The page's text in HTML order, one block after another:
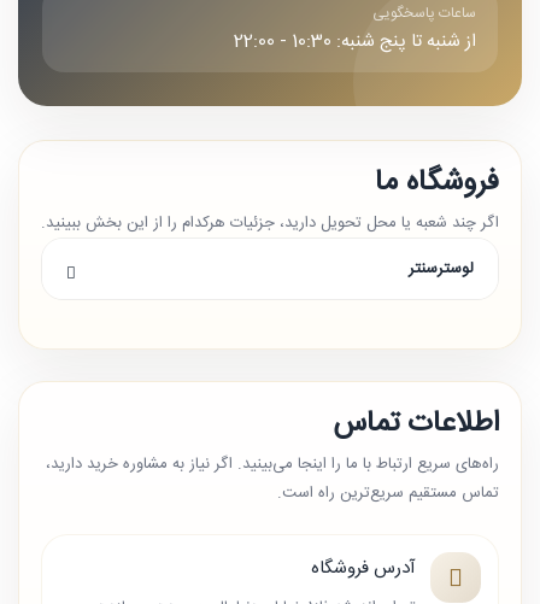
ساعات پاسخگویی
از شنبه تا پنج شنبه: 10:30 - 22:00
فروشگاه ما
اگر چند شعبه یا محل تحویل دارید، جزئیات هرکدام را از این بخش ببینید.
لوسترسنتر
اطلاعات تماس
راه‌های سریع ارتباط با ما را اینجا می‌بینید. اگر نیاز به مشاوره خرید دارید،
تماس مستقیم سریع‌ترین راه است.
آدرس فروشگاه